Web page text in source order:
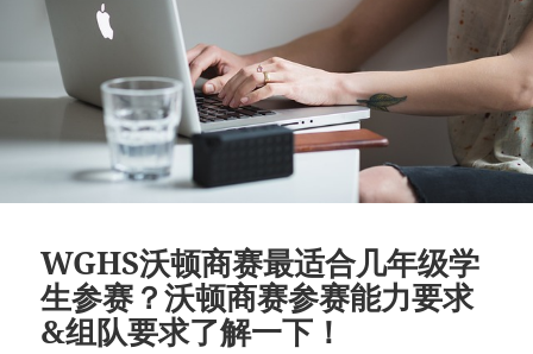
WGHS沃顿商赛最适合几年级学
生参赛？沃顿商赛参赛能力要求
&组队要求了解一下！